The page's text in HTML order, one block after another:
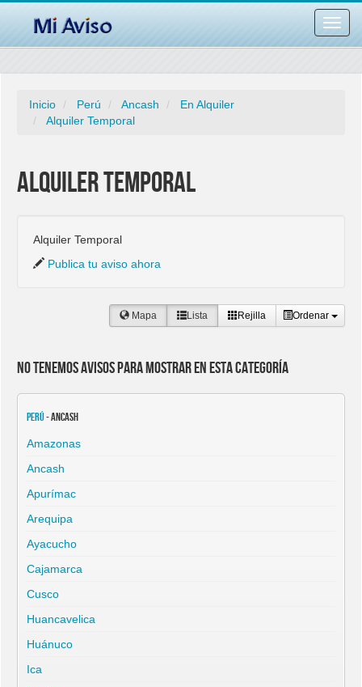
barra
Inicio Perú Ancash
En Alquiler
Alquiler Temporal
Alquiler Temporal
Alquiler Temporal
Publica tu aviso ahora
Mapa Lista Rejilla Ordenar
No tenemos avisos para mostrar en esta categoría
Perú- Ancash
Amazonas
Ancash
Apurímac
Arequipa
Ayacucho
Cajamarca
Cusco
Huancavelica
Huánuco
Ica